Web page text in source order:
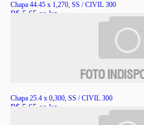
Chapa 44.45 x 1,270, SS / CIVIL 300
R$ 5,65 ao kg
Chapa 25.4 x 0,300, SS / CIVIL 300
R$ 5,65 ao kg